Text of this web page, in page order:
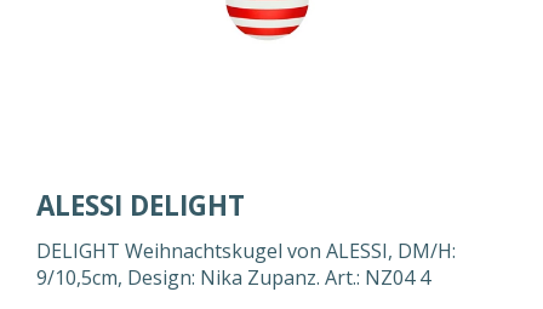
ALESSI DELIGHT
DELIGHT Weihnachtskugel von ALESSI, DM/H:
9/10,5cm, Design: Nika Zupanz. Art.: NZ04 4